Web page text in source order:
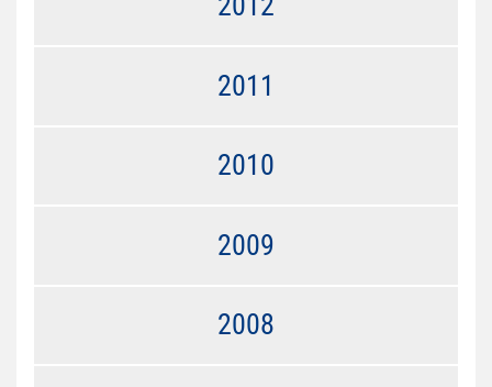
2011
2010
2009
2008